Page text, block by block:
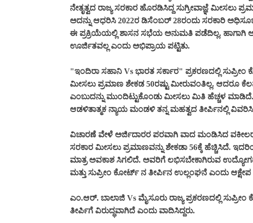
ನೇತೃತ್ವದ ರಾಜ್ಯ ಸರಕಾರ ಹೊರಡಿಸಿದ್ದ ಸುಗ್ರೀವಾಜ್ಞೆ ಮೀಸಲು
ಅದನ್ನು ಆಧರಿಸಿ 2022ರ ಡಿಸೆಂಬರ್ 28ರಂದು ಸರಕಾರಿ
ಈ ಪ್ರಕ್ರಿಯೆಯಲ್ಲಿ ಶಾಸನ ಸಭೆಯ ಅನುಮತಿ ಪಡೆದಿಲ್ಲ.
ಊರ್ಜಿತವಲ್ಲ ಎಂದು ಅಭಿಪ್ರಾಯ ಪಟ್ಟಿತು.
"ಇಂದಿರಾ ಸಹಾನಿ Vs ಭಾರತ ಸರ್ಕಾರ" ಪ್ರಕರಣದಲ್ಲಿ
ಮೀಸಲು ಪ್ರಮಾಣ ಶೇಕಡ 50ರಷ್ಟು ಮೀರುವಂತಿಲ್ಲ. ಆದರೂ
ಎಂಬುದನ್ನು ಮುಂದಿಟ್ಟುಕೊಂಡು ಮೀಸಲು ಮಿತಿ ಹೆಚ್ಚಳ
ಆಡಳಿತಾತ್ಮಕ ನ್ಯಾಯ ಮಂಡಳಿ ತನ್ನ ಮಹತ್ವದ ತೀರ್ಪಿನಲ್ಲಿ
ವಿಚಾರಣೆ ವೇಳೆ ಅರ್ಜಿದಾರರ ಪರವಾಗಿ ವಾದ ಮಂಡಿಸಿದ
ಸರಕಾರ ಮೀಸಲು ಪ್ರಮಾಣವನ್ನು ಶೇಕಡಾ 56ಕ್ಕೆ ಹೆಚ್ಚಿಸಿದೆ.
ಮಾತ್ರ ಅವಕಾಶ ಸಿಗಲಿದೆ. ಅವರಿಗೆ ಲಭಿಸಬೇಕಾಗಿರುವ
ಮತ್ತು ಸುಪ್ರೀಂ ಕೋರ್ಟ್ ನ ತೀರ್ಪಿನ ಉಲ್ಲಂಘನೆ ಎಂದು ಆಕ್ಷೇಪ
ಎಂ.ಆರ್. ಬಾಲಾಜಿ Vs ಮೈಸೂರು ರಾಜ್ಯ ಪ್ರಕರಣದಲ್ಲಿ
ತೀರ್ಪಿಗೆ ವಿರುದ್ಧವಾಗಿದೆ ಎಂದು ವಾದಿಸಿದ್ದರು.